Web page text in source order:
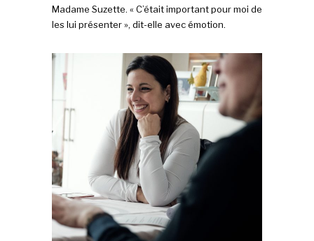
Madame Suzette. « C’était important pour moi de
les lui présenter », dit-elle avec émotion.